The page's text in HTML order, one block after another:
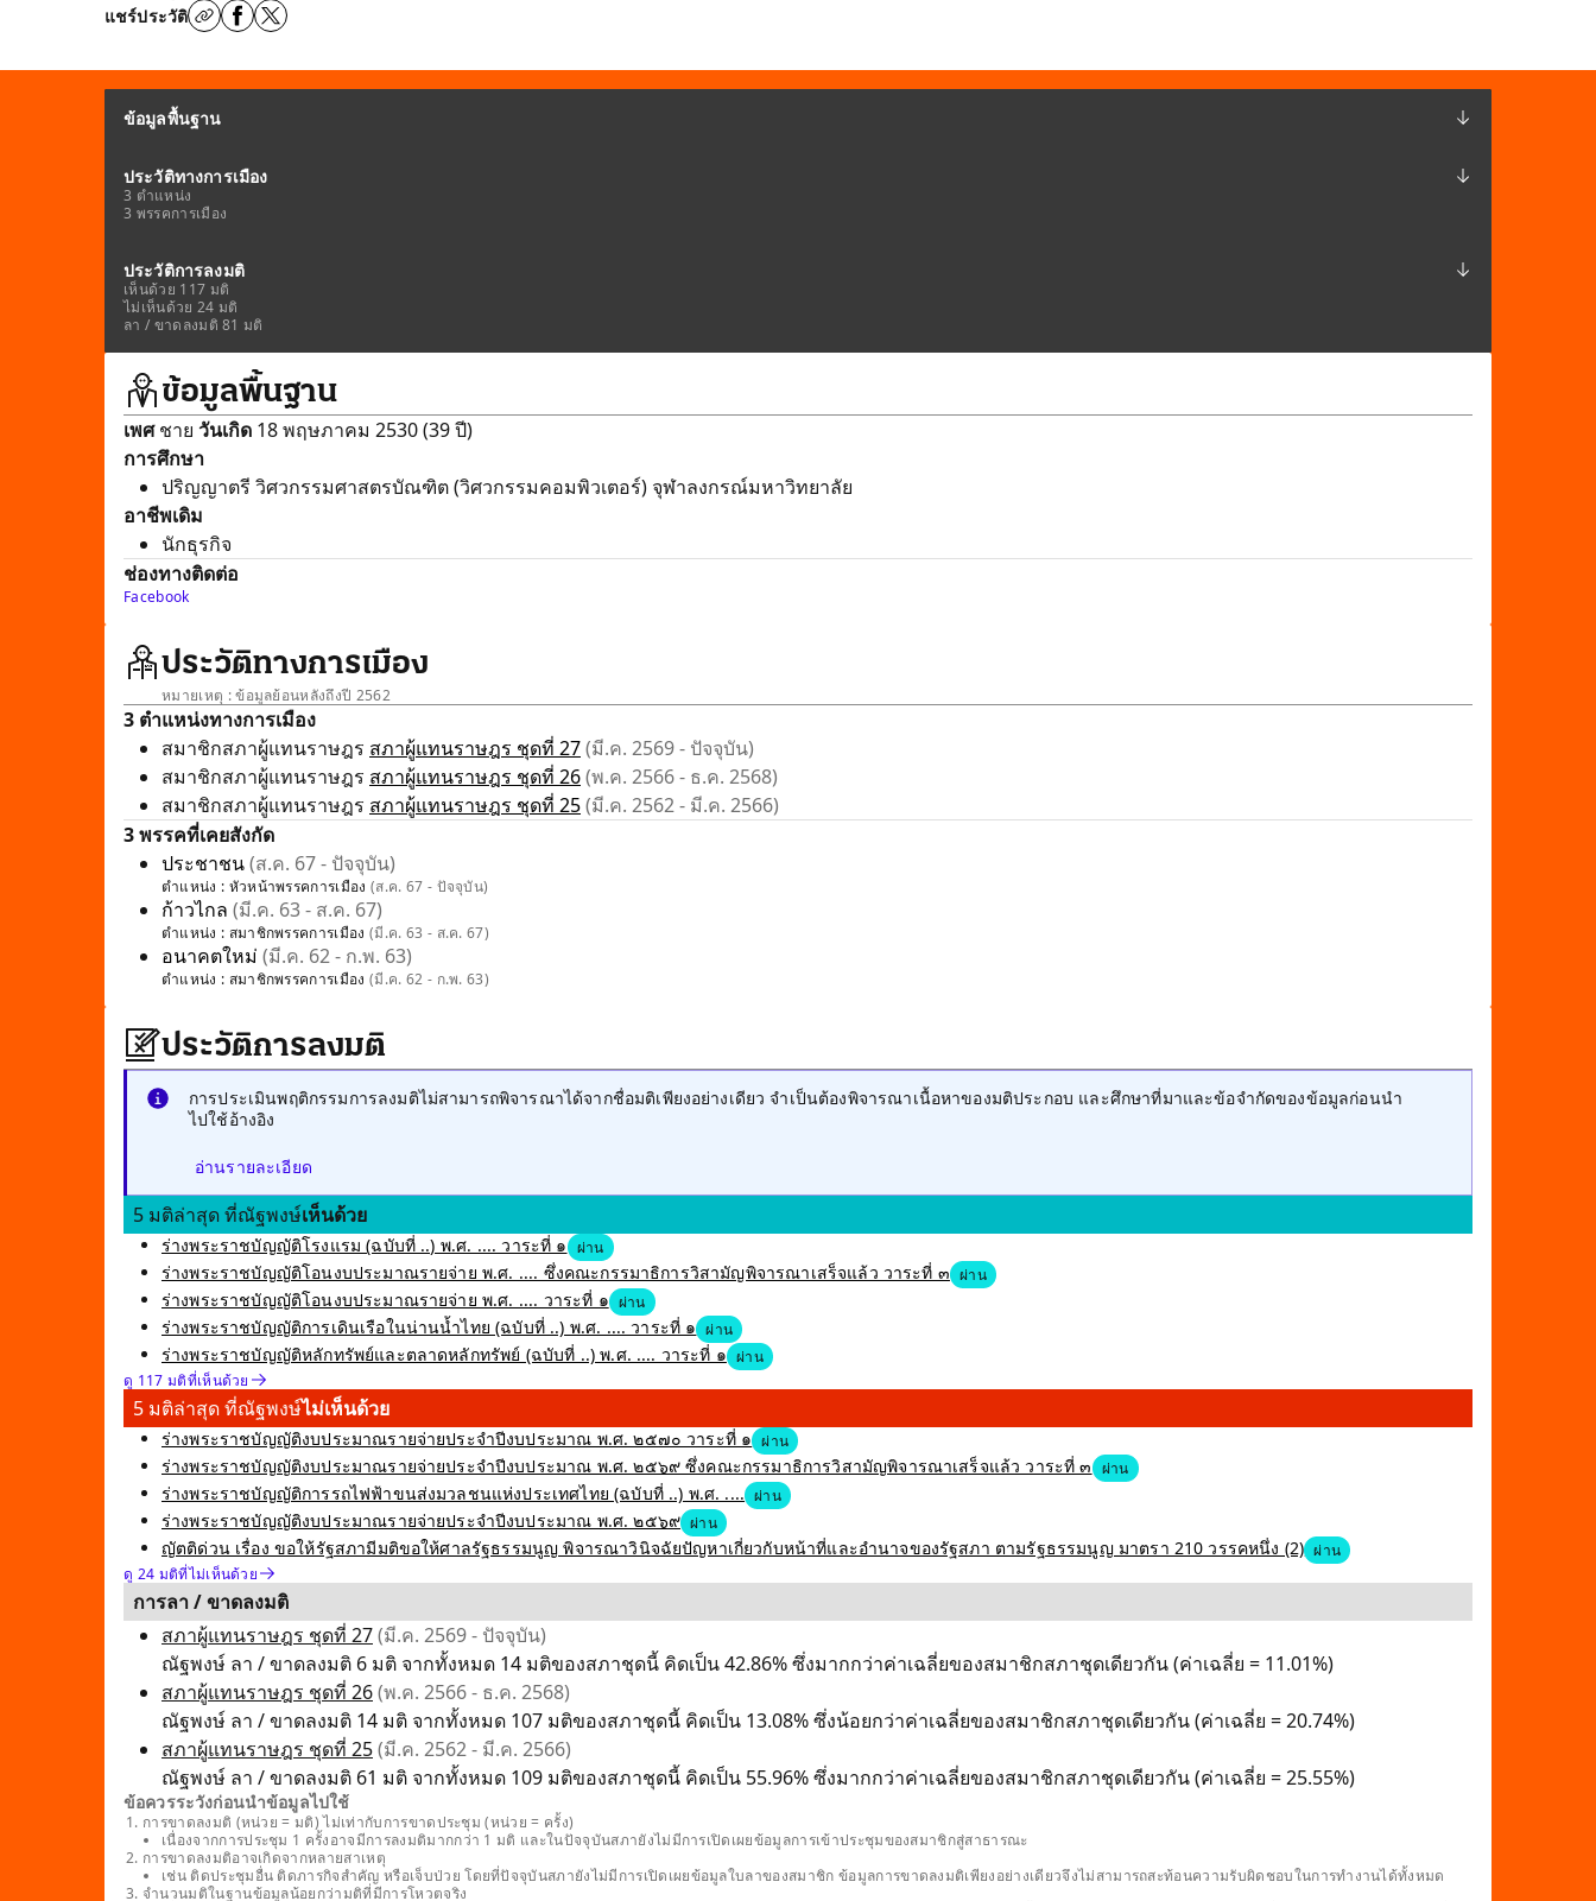
แชร์ประวัติ
ข้อมูลพื้นฐาน
ประวัติทางการเมือง
3 ตำแหน่ง
3 พรรคการเมือง
ประวัติการลงมติ
เห็นด้วย 117 มติ
ไม่เห็นด้วย 24 มติ
ลา / ขาดลงมติ 81 มติ
ข้อมูลพื้นฐาน
เพศชาย วันเกิด 18 พฤษภาคม 2530 (39 ปี)
การศึกษา
ปริญญาตรี วิศวกรรมศาสตรบัณฑิต (วิศวกรรมคอมพิวเตอร์) จุฬาลงกรณ์มหาวิทยาลัย
อาชีพเดิม
นักธุรกิจ
ช่องทางติดต่อ
Facebook
ประวัติทางการเมือง
หมายเหตุ : ข้อมูลย้อนหลังถึงปี 2562
3 ตำแหน่งทางการเมือง
สมาชิกสภาผู้แทนราษฎร สภาผู้แทนราษฎร ชุดที่ 27(มี.ค. 2569 - ปัจจุบัน)
สมาชิกสภาผู้แทนราษฎร สภาผู้แทนราษฎร ชุดที่ 26(พ.ค. 2566 - ธ.ค. 2568)
สมาชิกสภาผู้แทนราษฎร สภาผู้แทนราษฎร ชุดที่ 25(มี.ค. 2562 - มี.ค. 2566)
3 พรรคที่เคยสังกัด
ประชาชน(ส.ค. 67 - ปัจจุบัน)
ตำแหน่ง : หัวหน้าพรรคการเมือง(ส.ค. 67 - ปัจจุบัน)
ก้าวไกล (มี.ค. 63 - ส.ค. 67)
ตำแหน่ง : สมาชิกพรรคการเมือง(มี.ค. 63 - ส.ค. 67)
อนาคตใหม่ (มี.ค. 62 - ก.พ. 63)
ตำแหน่ง : สมาชิกพรรคการเมือง(มี.ค. 62 - ก.พ. 63)
ประวัติการลงมติ
การประเมินพฤติกรรมการลงมติไม่สามารถพิจารณาได้จากชื่อมติเพียงอย่างเดียว จำเป็นต้องพิจารณาเนื้อหาของมติประกอบ และศึกษาที่มาและข้อจำกัดของข้อมูลก่อนนำ
ไปใช้อ้างอิง
อ่านรายละเอียด
5 มติล่าสุด ที่ณัฐพงษ์เห็นด้วย
ร่างพระราชบัญญัติโรงแรม (ฉบับที่ ..) พ.ศ. .... วาระที่ ๑ ผ่าน
ร่างพระราชบัญญัติโอนงบประมาณรายจ่าย พ.ศ. .... ซึ่งคณะกรรมาธิการวิสามัญพิจารณาเสร็จแล้ว วาระที่ ๓ ผ่าน
ร่างพระราชบัญญัติโอนงบประมาณรายจ่าย พ.ศ. .... วาระที่ ๑ ผ่าน
ร่างพระราชบัญญัติการเดินเรือในน่านน้ำไทย (ฉบับที่ ..) พ.ศ. .... วาระที่ ๑ ผ่าน
ร่างพระราชบัญญัติหลักทรัพย์และตลาดหลักทรัพย์ (ฉบับที่ ..) พ.ศ. .... วาระที่ ๑ ผ่าน
ดู 117 มติที่เห็นด้วย
5 มติล่าสุด ที่ณัฐพงษ์ไม่เห็นด้วย
ร่างพระราชบัญญัติงบประมาณรายจ่ายประจำปีงบประมาณ พ.ศ. ๒๕๗๐ วาระที่ ๑ ผ่าน
ร่างพระราชบัญญัติงบประมาณรายจ่ายประจำปีงบประมาณ พ.ศ. ๒๕๖๙ ซึ่งคณะกรรมาธิการวิสามัญพิจารณาเสร็จแล้ว วาระที่ ๓ ผ่าน
ร่างพระราชบัญญัติการรถไฟฟ้าขนส่งมวลชนแห่งประเทศไทย (ฉบับที่ ..) พ.ศ. .... ผ่าน
ร่างพระราชบัญญัติงบประมาณรายจ่ายประจำปีงบประมาณ พ.ศ. ๒๕๖๙ ผ่าน
ญัตติด่วน เรื่อง ขอให้รัฐสภามีมติขอให้ศาลรัฐธรรมนูญ พิจารณาวินิจฉัยปัญหาเกี่ยวกับหน้าที่และอำนาจของรัฐสภา ตามรัฐธรรมนูญ มาตรา 210 วรรคหนึ่ง (2) ผ่าน
ดู 24 มติที่ไม่เห็นด้วย
การลา / ขาดลงมติ
สภาผู้แทนราษฎร ชุดที่ 27(มี.ค. 2569 - ปัจจุบัน)
ณัฐพงษ์ ลา / ขาดลงมติ 6 มติ จากทั้งหมด 14 มติของสภาชุดนี้ คิดเป็น 42.86% ซึ่งมากกว่าค่าเฉลี่ยของสมาชิกสภาชุดเดียวกัน (ค่าเฉลี่ย = 11.01%)
สภาผู้แทนราษฎร ชุดที่ 26(พ.ค. 2566 - ธ.ค. 2568)
ณัฐพงษ์ ลา / ขาดลงมติ 14 มติ จากทั้งหมด 107 มติของสภาชุดนี้ คิดเป็น 13.08% ซึ่งน้อยกว่าค่าเฉลี่ยของสมาชิกสภาชุดเดียวกัน (ค่าเฉลี่ย = 20.74%)
สภาผู้แทนราษฎร ชุดที่ 25(มี.ค. 2562 - มี.ค. 2566)
ณัฐพงษ์ ลา / ขาดลงมติ 61 มติ จากทั้งหมด 109 มติของสภาชุดนี้ คิดเป็น 55.96% ซึ่งมากกว่าค่าเฉลี่ยของสมาชิกสภาชุดเดียวกัน (ค่าเฉลี่ย = 25.55%)
ข้อควรระวังก่อนนำข้อมูลไปใช้
การขาดลงมติ (หน่วย = มติ) ไม่เท่ากับการขาดประชุม (หน่วย = ครั้ง)
เนื่องจากการประชุม 1 ครั้งอาจมีการลงมติมากกว่า 1 มติ และในปัจจุบันสภายังไม่มีการเปิดเผยข้อมูลการเข้าประชุมของสมาชิกสู่สาธารณะ
การขาดลงมติอาจเกิดจากหลายสาเหตุ
เช่น ติดประชุมอื่น ติดภารกิจสำคัญ หรือเจ็บป่วย โดยที่ปัจจุบันสภายังไม่มีการเปิดเผยข้อมูลใบลาของสมาชิก ข้อมูลการขาดลงมติเพียงอย่างเดียวจึงไม่สามารถสะท้อนความรับผิดชอบในการทำงานได้ทั้งหมด
จำนวนมติในฐานข้อมูลน้อยกว่ามติที่มีการโหวตจริง